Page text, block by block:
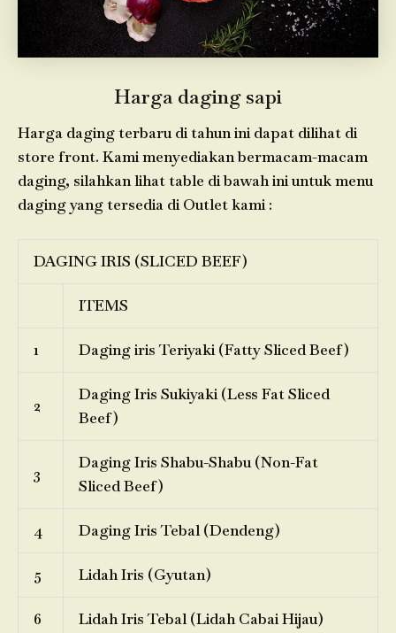
Harga daging sapi
Harga daging terbaru di tahun ini dapat dilihat di
store front. Kami menyediakan bermacam-macam
daging, silahkan lihat table di bawah ini untuk menu
daging yang tersedia di Outlet kami :
DAGING IRIS (SLICED BEEF)
ITEMS
1 Daging iris Teriyaki (Fatty Sliced Beef)
2
Daging Iris Sukiyaki (Less Fat Sliced
Beef)
3
Daging Iris Shabu-Shabu (Non-Fat
Sliced Beef)
4 Daging Iris Tebal (Dendeng)
5 Lidah Iris (Gyutan)
6 Lidah Iris Tebal (Lidah Cabai Hijau)